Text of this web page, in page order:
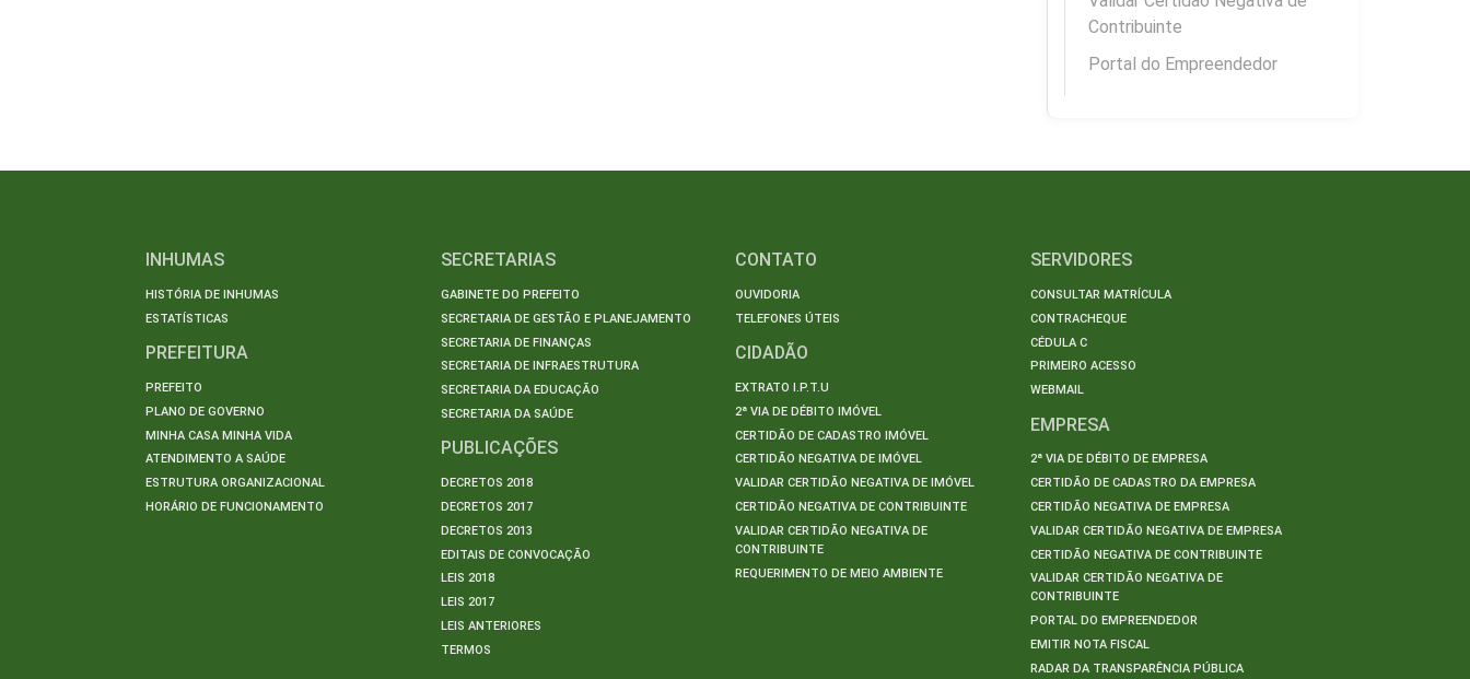
Contribuinte
Portal do Empreendedor
INHUMAS
HISTÓRIA DE INHUMAS
ESTATÍSTICAS
PREFEITURA
PREFEITO
PLANO DE GOVERNO
MINHA CASA MINHA VIDA
ATENDIMENTO A SAÚDE
ESTRUTURA ORGANIZACIONAL
HORÁRIO DE FUNCIONAMENTO
SECRETARIAS
GABINETE DO PREFEITO
SECRETARIA DE GESTÃO E PLANEJAMENTO
SECRETARIA DE FINANÇAS
SECRETARIA DE INFRAESTRUTURA
SECRETARIA DA EDUCAÇÃO
SECRETARIA DA SAÚDE
PUBLICAÇÕES
DECRETOS 2018
DECRETOS 2017
DECRETOS 2013
EDITAIS DE CONVOCAÇÃO
LEIS 2018
LEIS 2017
LEIS ANTERIORES
TERMOS
CONTATO
OUVIDORIA
TELEFONES ÚTEIS
CIDADÃO
EXTRATO I.P.T.U
2ª VIA DE DÉBITO IMÓVEL
CERTIDÃO DE CADASTRO IMÓVEL
CERTIDÃO NEGATIVA DE IMÓVEL
VALIDAR CERTIDÃO NEGATIVA DE IMÓVEL
CERTIDÃO NEGATIVA DE CONTRIBUINTE
VALIDAR CERTIDÃO NEGATIVA DE
CONTRIBUINTE
REQUERIMENTO DE MEIO AMBIENTE
SERVIDORES
CONSULTAR MATRÍCULA
CONTRACHEQUE
CÉDULA C
PRIMEIRO ACESSO
WEBMAIL
EMPRESA
2ª VIA DE DÉBITO DE EMPRESA
CERTIDÃO DE CADASTRO DA EMPRESA
CERTIDÃO NEGATIVA DE EMPRESA
VALIDAR CERTIDÃO NEGATIVA DE EMPRESA
CERTIDÃO NEGATIVA DE CONTRIBUINTE
VALIDAR CERTIDÃO NEGATIVA DE
CONTRIBUINTE
PORTAL DO EMPREENDEDOR
EMITIR NOTA FISCAL
RADAR DA TRANSPARÊNCIA PÚBLICA